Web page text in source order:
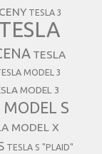
TESLA 3
TESLA
TESLA
MODEL 3
MODEL 3
S
MODEL X
TESLA S "PLAID"